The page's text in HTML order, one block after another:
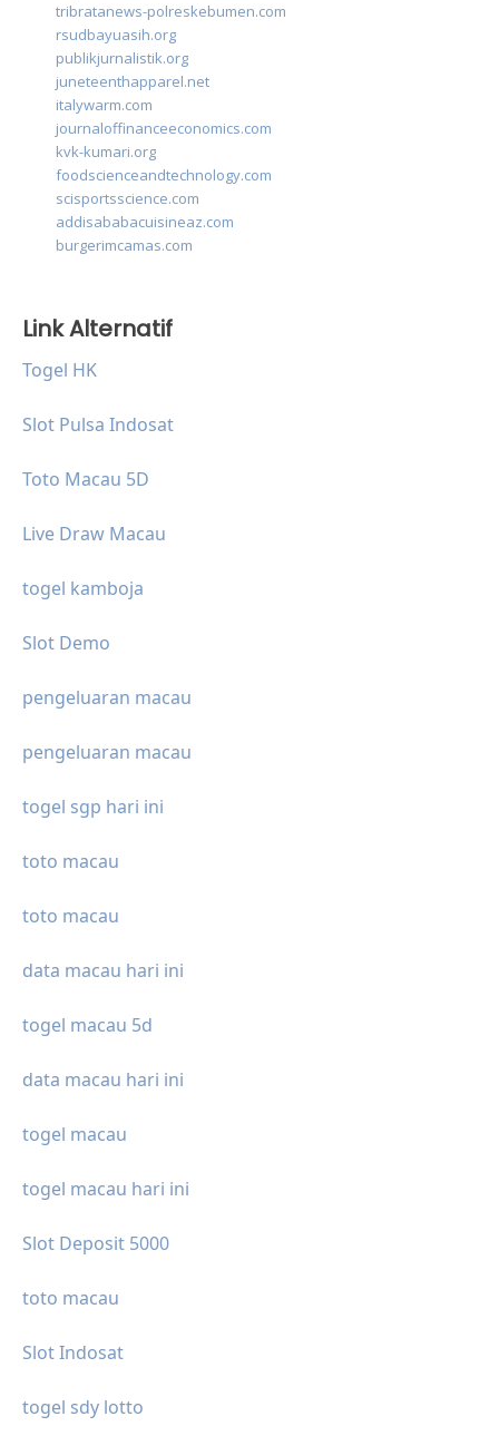
tribratanews-polreskebumen.com
rsudbayuasih.org
publikjurnalistik.org
juneteenthapparel.net
italywarm.com
journaloffinanceeconomics.com
kvk-kumari.org
foodscienceandtechnology.com
scisportsscience.com
addisababacuisineaz.com
burgerimcamas.com
Link Alternatif
Togel HK
Slot Pulsa Indosat
Toto Macau 5D
Live Draw Macau
togel kamboja
Slot Demo
pengeluaran macau
pengeluaran macau
togel sgp hari ini
toto macau
toto macau
data macau hari ini
togel macau 5d
data macau hari ini
togel macau
togel macau hari ini
Slot Deposit 5000
toto macau
Slot Indosat
togel sdy lotto